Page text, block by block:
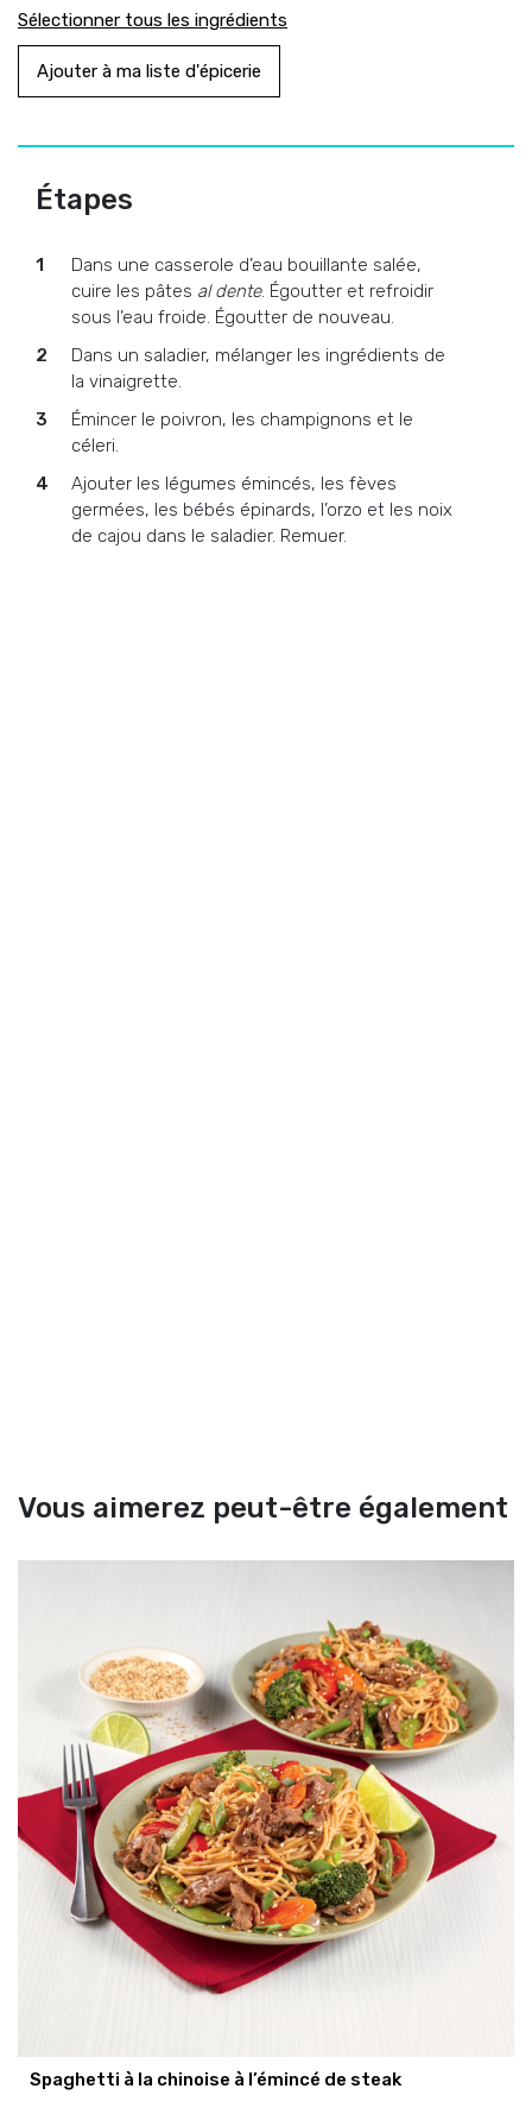
Sélectionner tous les ingrédients
Ajouter à ma liste d'épicerie
Étapes
Dans une casserole d’eau bouillante salée,
cuire les pâtes al dente. Égoutter et refroidir
sous l’eau froide. Égoutter de nouveau.
Dans un saladier, mélanger les ingrédients de
la vinaigrette.
Émincer le poivron, les champignons et le
céleri.
Ajouter les légumes émincés, les fèves
germées, les bébés épinards, l’orzo et les noix
de cajou dans le saladier. Remuer.
Vous aimerez peut-être également
Spaghetti à la chinoise à l’émincé de steak